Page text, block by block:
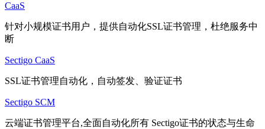
CaaS
针对小规模证书用户，提供自动化SSL证书管理，杜绝服务中
断
Sectigo CaaS
SSL证书管理自动化，自动签发、验证证书
Sectigo SCM
云端证书管理平台,全面自动化所有 Sectigo证书的状态与生命